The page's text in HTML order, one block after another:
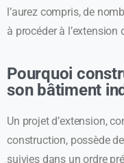
l’aurez compris, de
à procéder à
Pourquoi
son bâtiment
Un projet d’extension,
construction, possède
suivies dans un ordre